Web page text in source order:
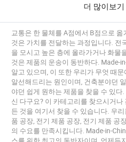
더 많이보기
교통은 한 물체를 A점에서 B점으로
것은 가치를 전달하는 과정입니다. 전
을 모시고 높은 층에 올라가거나 화물
것은 제품의 운송이 동반하다. Made-
알고 있으며, 이 또한 우리가 무엇 때
알선해드리는 원인이며, 건축분야던
야던 쉽게 원하는 제품을 찾을 수 있다
신 다구요? 이 카테고리를 찾으시거
든 것을 여기서 찾을 수 있습니다. 우
품 공장, 전기 제품 공장, 전기 제품 공
의 수요를 만족시킵니다. Made-in-